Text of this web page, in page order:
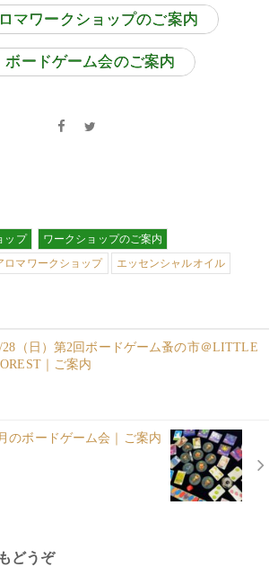
マワークショップのご案内
ボードゲーム会のご案内
ップ
ワークショップのご案内
ロマワークショップ
エッセンシャルオイル
28（日）第2回ボードゲーム蚤の市＠LITTLE
｜ご案内
のボードゲーム会｜ご案内
どうぞ